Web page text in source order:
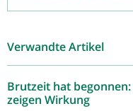
Verwandte Artikel
Brutzeit hat
zeigen Wirkung